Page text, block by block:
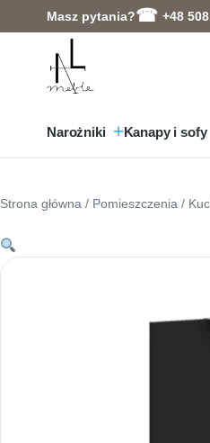
do
Masz pytania? +48
Narożniki Kanapy i sofy
Strona główna / Pomieszczenia /